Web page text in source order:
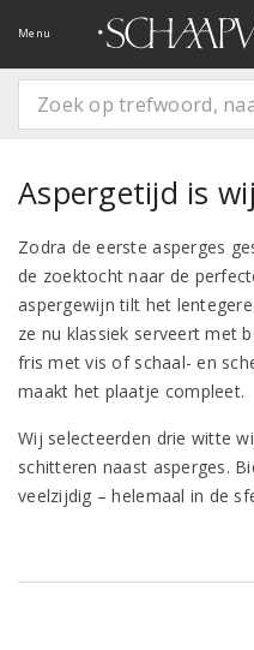
Menu
Aspergetijd is
Zodra de eerste asperges
de zoektocht naar de
aspergewijn tilt het
ze nu klassiek serveert met
fris met vis of schaal- en
maakt het plaatje compleet.
Wij selecteerden drie witte
schitteren naast asperges.
veelzijdig – helemaal in de